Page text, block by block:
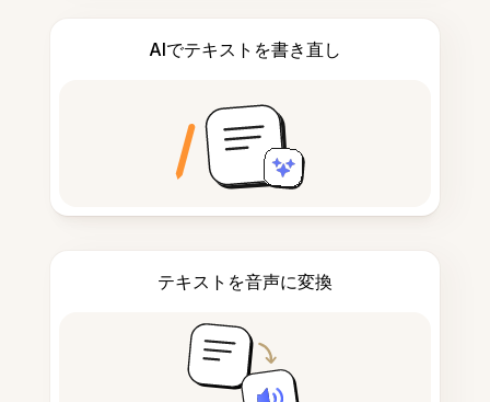
AIでテキストを書き直し
テキストを音声に変換